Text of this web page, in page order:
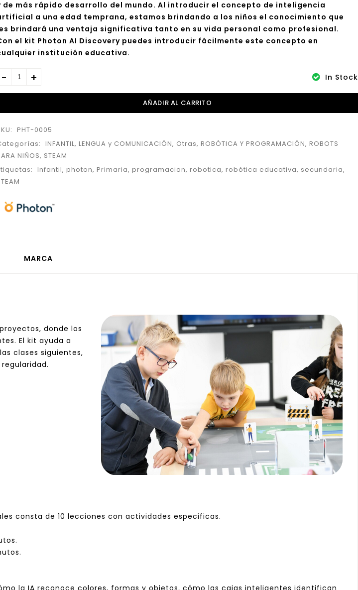
de más rápido desarrollo del mundo. Al introducir el concepto de inteligencia
a una edad temprana, estamos brindando a los niños el conocimiento que
brindará una ventaja significativa tanto en su vida personal como profesional.
el kit Photon AI Discovery puedes introducir fácilmente este concepto en
institución educativa.
In Stock
AÑADIR AL CARRITO
PHT-0005
INFANTIL,LENGUA y COMUNICACIÓN, Otras,ROBÓTICA Y PROGRAMACIÓN,ROBOTS
NIÑOS, STEAM
Infantil,photon,Primaria,programacion,robotica,robótica educativa, secundaria,
MARCA
donde los
El kit ayuda a
clases siguientes,
consta de 10 lecciones con actividades especificas.